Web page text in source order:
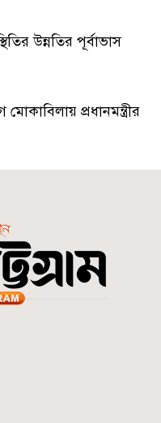
উন্নতির পূর্বাভাস
মোকাবিলায় প্রধানমন্ত্রীর